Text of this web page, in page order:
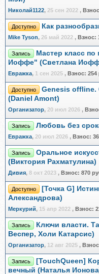
Николай1122, 25 сен 2022 ,
Доступно Как
Mike Tyson, 26 май 2022 , Взнос:
Запись
Мастер класс
Иоффе" (Светлана
Евражкa, 1 сен 2025 , Взнос: 254
Доступно
Genesis offline.
(Daniel Amont)
Организатор, 20 июл 2026 ,
Запись Любовь без
Евражкa, 20 июл 2026 , Взнос:
Запись
Оральное
(Виктория Рахматулина)
Дивия, 8 окт 2023 , Взнос: 870
Доступно
[Точка G]
Александрова)
Меркурий, 15 апр 2022 , Взнос:
Запись
Ключи власти.
Веспер, Холи Катарсис)
Организатор, 12 авг 2025 ,
Запись
[TouchQueen]
вечный (Наталья